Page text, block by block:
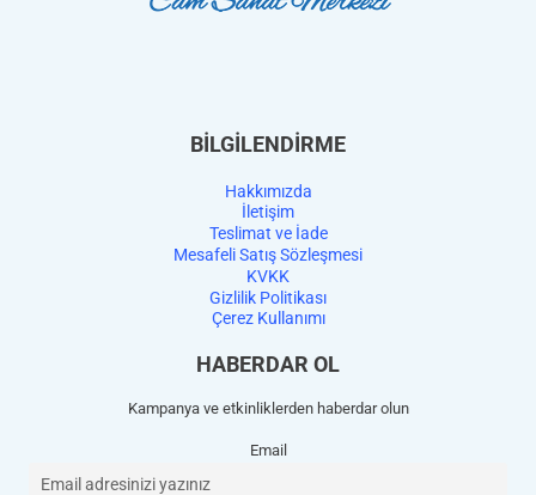
BİLGİLENDİRME
Hakkımızda
İletişim
Teslimat ve İade
Mesafeli Satış Sözleşmesi
KVKK
Gizlilik Politikası
Çerez Kullanımı
HABERDAR OL
Kampanya ve etkinliklerden haberdar olun
Email